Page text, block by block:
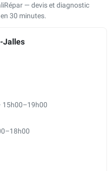
— devis et diagnostic
30 minutes.
Jalles
15h00–19h00